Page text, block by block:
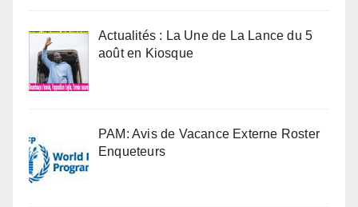
Actualités : La Une de La Lance du 5
août en Kiosque
PAM: Avis de Vacance Externe Roster
Enqueteurs